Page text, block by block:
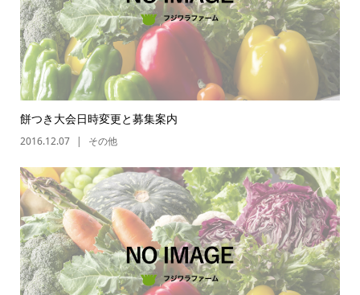
餅つき大会日時変更と募集案内
2016.12.07 その他